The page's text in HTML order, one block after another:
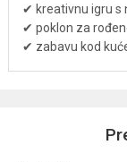
✔ kreativnu igru s
✔ poklon za
✔ zabavu kod